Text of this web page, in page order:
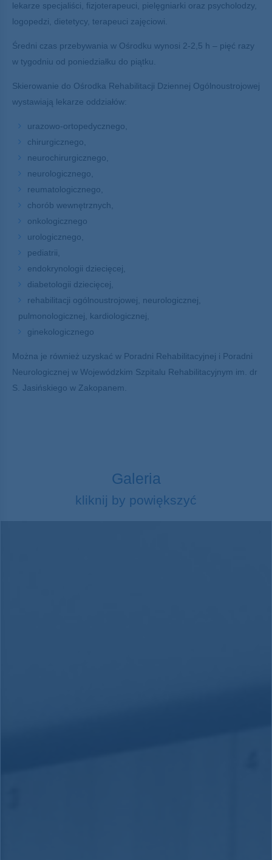
lekarze specjaliści, fizjoterapeuci, pielęgniarki oraz psycholodzy,
logopedzi, dietetycy, terapeuci zajęciowi.
Średni czas przebywania w Ośrodku wynosi 2-2,5 h – pięć razy
w tygodniu od poniedziałku do piątku.
Skierowanie do Ośrodka Rehabilitacji Dziennej Ogólnoustrojowej
wystawiają lekarze oddziałów:
urazowo-ortopedycznego,
chirurgicznego,
neurochirurgicznego,
neurologicznego,
reumatologicznego,
chorób wewnętrznych,
onkologicznego
urologicznego,
pediatrii,
endokrynologii dziecięcej,
diabetologii dziecięcej,
rehabilitacji ogólnoustrojowej, neurologicznej,
pulmonologicznej, kardiologicznej,
ginekologicznego
Można je również uzyskać w Poradni Rehabilitacyjnej i Poradni
Neurologicznej w Wojewódzkim Szpitalu Rehabilitacyjnym im. dr
S. Jasińskiego w Zakopanem.
Galeria
kliknij by powiększyć